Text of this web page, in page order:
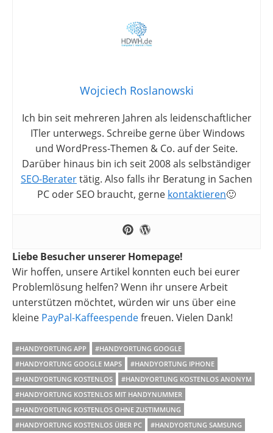
Wojciech Roslanowski
Ich bin seit mehreren Jahren als leidenschaftlicher
ITler unterwegs. Schreibe gerne über Windows
und WordPress-Themen & Co. auf der Seite.
Darüber hinaus bin ich seit 2008 als selbständiger
SEO-Beratertätig. Also falls ihr Beratung in Sachen
PC oder SEO braucht, gerne kontaktieren🙂
Liebe Besucher unserer Homepage!
Wir hoffen, unsere Artikel konnten euch bei eurer
Problemlösung helfen? Wenn ihr unsere Arbeit
unterstützen möchtet, würden wir uns über eine
kleine PayPal-Kaffeespendefreuen. Vielen Dank!
#HANDYORTUNG APP
#HANDYORTUNG GOOGLE
#HANDYORTUNG GOOGLE MAPS
#HANDYORTUNG IPHONE
#HANDYORTUNG KOSTENLOS
#HANDYORTUNG KOSTENLOS ANONYM
#HANDYORTUNG KOSTENLOS MIT HANDYNUMMER
#HANDYORTUNG KOSTENLOS OHNE ZUSTIMMUNG
#HANDYORTUNG KOSTENLOS ÜBER PC
#HANDYORTUNG SAMSUNG